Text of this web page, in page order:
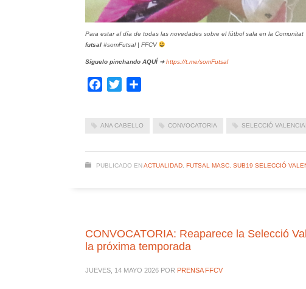
Para estar al día de todas las novedades sobre el fútbol sala en la
futsal#somFutsal | FFCV
Síguelo pinchando AQUÍ➜https://t.me/somFutsal
Facebook
Twitter
ANA CABELLO CONVOCATORIA SELECCIÓ
PUBLICADO EN ACTUALIDAD, FUTSAL MASC. SUB19 SELECCIÓ
CONVOCATORIA: Reaparece la Selecció
la próxima temporada
JUEVES, 14 MAYO 2026 POR PRENSA FFCV